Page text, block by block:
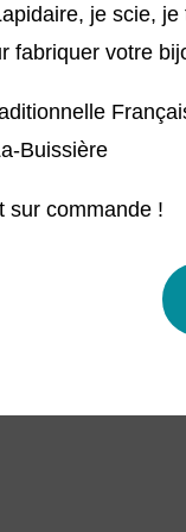
je scie,
fabriquer votre
Buissière
sur commande !